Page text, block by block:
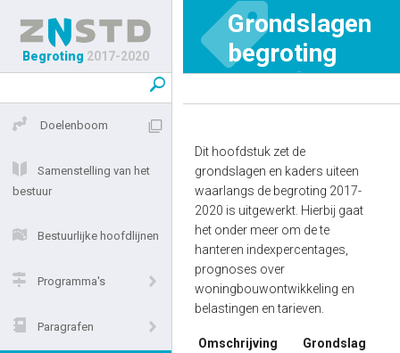
Begroting 2017-2020
Doelenboom
Samenstelling van het
bestuur
Bestuurlijke hoofdlijnen
Programma's
Paragrafen
Grondslagen
begroting
HOME
FINANCIËLE BEGROTING
Dit hoofdstuk zet de
grondslagen en kaders uiteen
waarlangs de begroting 2017-
2020 is uitgewerkt. Hierbij gaat
het onder meer om de te
hanteren indexpercentages,
prognoses over
woningbouwontwikkeling en
belastingen en tarieven.
Omschrijving
Grondslag